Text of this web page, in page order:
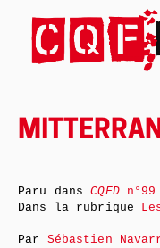
Paru dansCQFD
Dans la rubrique
Par Sébastien